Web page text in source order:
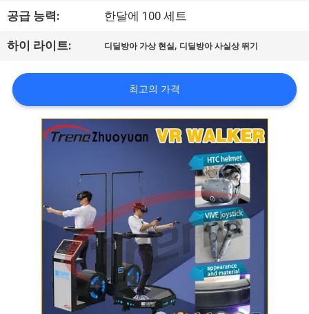
견
학
품
공급 능력: 한달에 100 세트
하이 라이트: 디딜방아 가상 현실, 디딜방아 사실상 뛰기
최고의 가격